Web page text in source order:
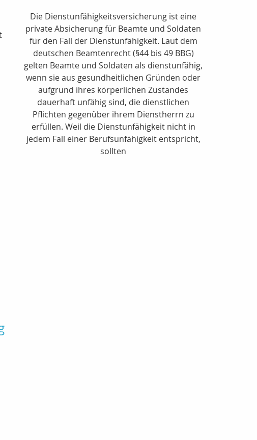
Die Dienstunfähigkeitsversicherung ist eine
private Absicherung für Beamte und Soldaten
für den Fall der Dienstunfähigkeit. Laut dem
deutschen Beamtenrecht (§44 bis 49 BBG)
gelten Beamte und Soldaten als dienstunfähig,
wenn sie aus gesundheitlichen Gründen oder
aufgrund ihres körperlichen Zustandes
dauerhaft unfähig sind, die dienstlichen
Pflichten gegenüber ihrem Dienstherrn zu
erfüllen. Weil die Dienstunfähigkeit nicht in
jedem Fall einer Berufsunfähigkeit entspricht,
sollten